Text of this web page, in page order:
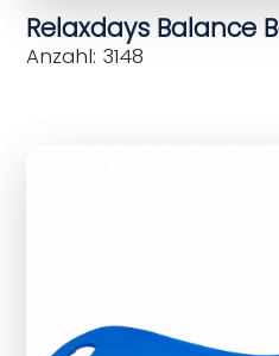
Relaxdays Balance
Anzahl: 3148